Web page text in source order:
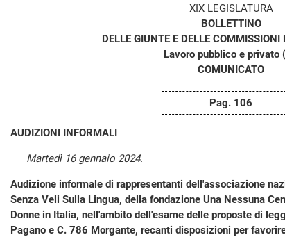
XIX LEGISLATURA
BOLLETTINO
DELLE GIUNTE E DELLE
Lavoro pubblico e privato
COMUNICATO
Pag. 106
AUDIZIONI INFORMALI
Martedì 16 gennaio 2024.
Audizione informale di rappresentanti dell'associazione
Senza Veli Sulla Lingua, della fondazione Una Nessuna
Donne in Italia, nell'ambito dell'esame delle proposte di
Pagano e C. 786 Morgante, recanti disposizioni per